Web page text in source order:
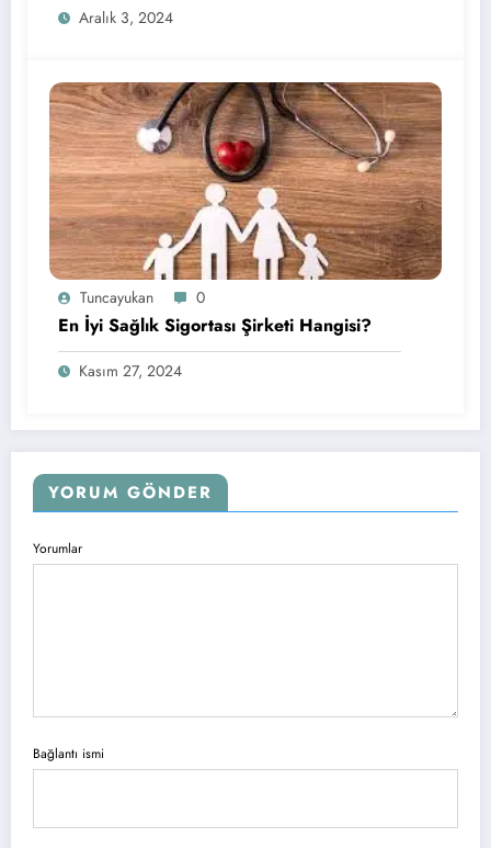
Aralık 3, 2024
Tuncayukan 0
En İyi Sağlık Sigortası Şirketi Hangisi?
Kasım 27, 2024
YORUM GÖNDER
Yorumlar
Bağlantı ismi